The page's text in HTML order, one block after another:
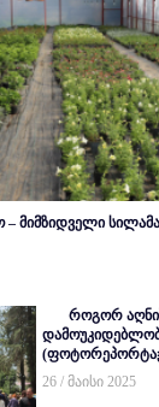
– მიმზიდველი
როგორ
26 / მაისი 2025